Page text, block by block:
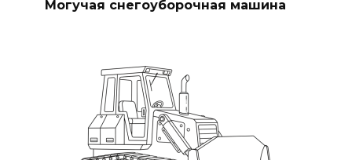
Могучая снегоуборочная машина